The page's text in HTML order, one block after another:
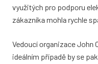
využitých pro podporu
zákazníka mohla rychle
Vedoucí organizace John
ideálním případě by se